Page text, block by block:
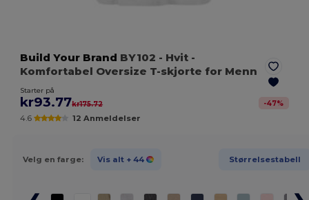
Build Your Brand BY102 - Hvit -
Komfortabel Oversize T-skjorte for Menn
Starter på
kr93.77kr175.72 -47%
4.6 12 Anmeldelser
Velg en farge: Vis alt + 44 Størrelsestabell